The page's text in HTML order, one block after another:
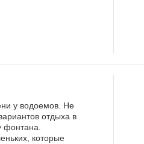
у водоемов. Не
отдыха в
фонтана.
которые